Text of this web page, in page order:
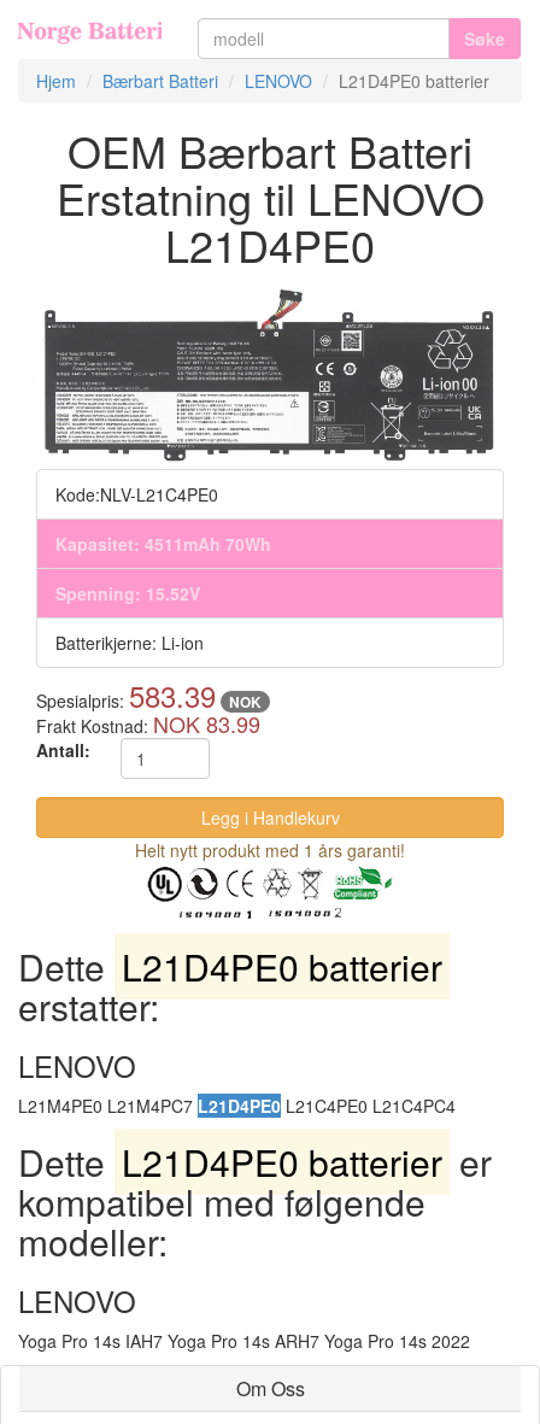
Søke
Hjem
Bærbart Batteri LENOVO L21D4PE0 batterier
OEM Bærbart Batteri
Erstatning til LENOVO
L21D4PE0
Kode:NLV-L21C4PE0
Kapasitet: 4511mAh 70Wh
Spenning: 15.52V
Batterikjerne: Li-ion
Spesialpris: 583.39 NOK
Frakt Kostnad: NOK 83.99
Antall:
Helt nytt produkt med 1 års garanti!
Dette L21D4PE0 batterier
erstatter:
LENOVO
L21M4PE0 L21M4PC7 L21D4PE0 L21C4PE0 L21C4PC4
Dette L21D4PE0 batterier er
kompatibel med følgende
modeller:
LENOVO
Yoga Pro 14s IAH7 Yoga Pro 14s ARH7 Yoga Pro 14s 2022
Om Oss